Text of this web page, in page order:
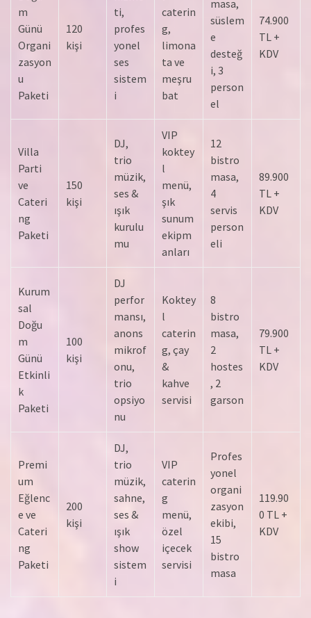
m
Günü
Organi
zasyon
u
Paketi
120
kişi
ti,
profes
yonel
ses
sistem
i
caterin
g,
limona
ta ve
meşru
bat
masa,
süslem
e
desteğ
i, 3
person
el
74.900
TL +
KDV
Villa
Parti
ve
Cateri
ng
Paketi
150
kişi
DJ,
trio
müzik,
ses &
ışık
kurulu
mu
VIP
koktey
l
menü,
şık
sunum
ekipm
anları
12
bistro
masa,
4
servis
person
eli
89.900
TL +
KDV
Kurum
sal
Doğu
m
Günü
Etkinli
k
Paketi
100
kişi
DJ
perfor
mansı,
anons
mikrof
onu,
trio
opsiyo
nu
Koktey
l
caterin
g, çay
&
kahve
servisi
8
bistro
masa,
2
hostes
, 2
garson
79.900
TL +
KDV
Premi
um
Eğlenc
e ve
Cateri
ng
Paketi
200
kişi
DJ,
trio
müzik,
sahne,
ses &
ışık
show
sistem
i
VIP
caterin
g
menü,
özel
içecek
servisi
Profes
yonel
organi
zasyon
ekibi,
15
bistro
masa
119.90
0 TL +
KDV